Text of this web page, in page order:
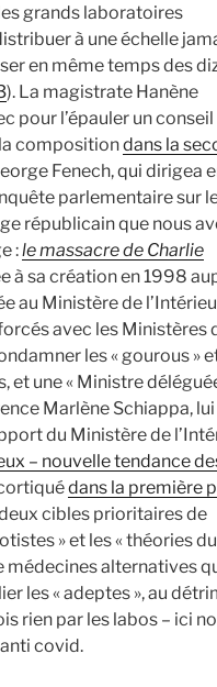
grands laboratoires
à une échelle
en même temps des
). La magistrate Hanène
pour l’épauler un conseil
compositiondans la
Fenech, qui dirigea
parlementaire sur
républicain que nous
:le massacre de Charlie
à sa création en 1998
au Ministère de
avec les Ministères
les « gourous »
et une « Ministre
Marlène Schiappa,
du Ministère de
– nouvelle tendance
dans la première
cibles prioritaires de
» et les « théories du
médecines alternatives
les « adeptes », au
rien par les labos – ici
covid.